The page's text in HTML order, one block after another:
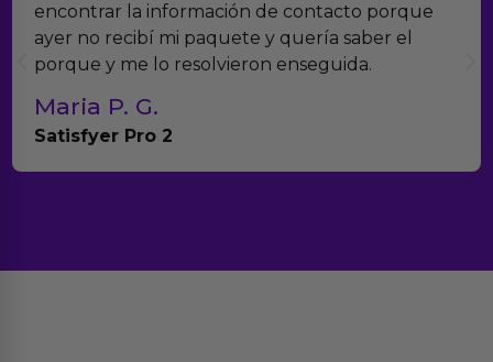
verdad es que nos han sorprendido. Tienen
muchísimos productos y han sido super
con el seguimiento del pedido.
Teresa y Diego
Anna Huevo Vibrador